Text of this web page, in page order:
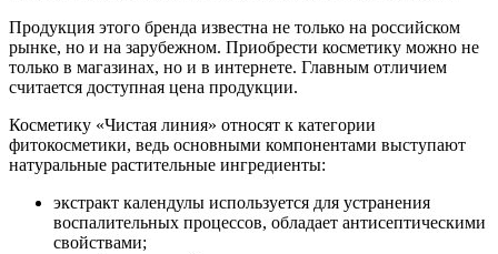
Продукция этого бренда известна не только на российском
рынке, но и на зарубежном. Приобрести косметику можно не
только в магазинах, но и в интернете. Главным отличием
считается доступная цена продукции.
Косметику «Чистая линия» относят к категории
фитокосметики, ведь основными компонентами выступают
натуральные растительные ингредиенты:
экстракт календулы используется для устранения
воспалительных процессов, обладает антисептическими
свойствами;